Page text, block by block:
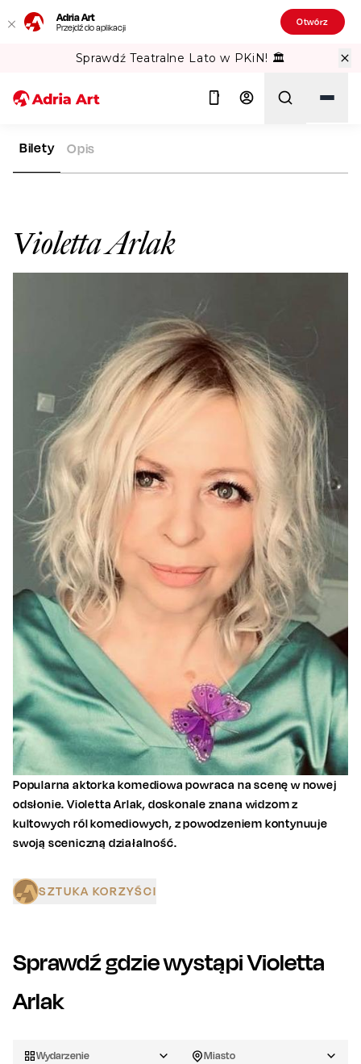
Adria Art
Przejdź do aplikacji Otwórz
Sprawdź Teatralne Lato w PKiN! 🏛️
ADRIA ART
Violetta Arlak
Bilety Opis
Popularna aktorka komediowa powraca na scenę w nowej
odsłonie. Violetta Arlak, doskonale znana widzom z
kultowych ról komediowych, z powodzeniem kontynuuje
swoją sceniczną działalność.
SZTUKA KORZYŚCI
Sprawdź gdzie wystąpiVioletta
Arlak
Wydarzenie Miasto